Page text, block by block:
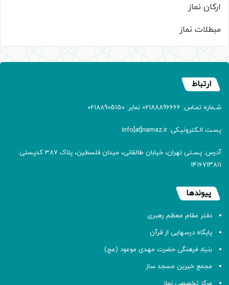
ارکان نماز
مبطلات نماز
ارتباط
شـماره تمـاس: 02188896666 نمابر: 02188905150
پسـت الـکترونیـکی: info[at]namaz.ir
آدرس: پسـتی تهران، خیابان طالقانی، میدان فلسطین، پلاک 387 کدپستی:
۱۴۱۶۷۱۳۸۱۱
پیوندها
دفتر مقام معظم رهبری
پایگاه درسهایی از قرآن
بنیاد فرهنگی حضرت مهدی موعود (عج)
مجمع خیرین مسجد ساز